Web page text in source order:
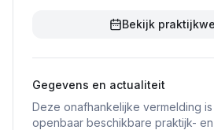
Bekijk
Gegevens en actualiteit
Deze onafhankelijke vermelding
openbaar beschikbare praktijk-